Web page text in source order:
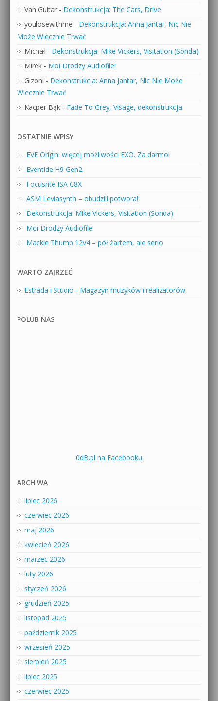
Van Guitar - Dekonstrukcja: The Cars, Drive
youlosewithme - Dekonstrukcja: Anna Jantar, Nic Nie
Może Wiecznie Trwać
Michał - Dekonstrukcja: Mike Vickers, Visitation (Sonda)
Mirek - Moi Drodzy Audiofile!
Gizoni - Dekonstrukcja: Anna Jantar, Nic Nie Może
Wiecznie Trwać
Kacper Bąk - Fade To Grey, Visage, dekonstrukcja
OSTATNIE WPISY
EVE Origin: więcej możliwości EXO. Za darmo!
Eventide H9 Gen2
Focusrite ISA C8X
ASM Leviasynth – obudzili potwora!
Dekonstrukcja: Mike Vickers, Visitation (Sonda)
Moi Drodzy Audiofile!
Mackie Thump 12v4 – pół żartem, ale serio
WARTO ZAJRZEĆ
Estrada i Studio - Magazyn muzyków i realizatorów
POLUB NAS
0dB.pl na Facebooku
ARCHIWA
lipiec 2026
czerwiec 2026
maj 2026
kwiecień 2026
marzec 2026
luty 2026
styczeń 2026
grudzień 2025
listopad 2025
październik 2025
wrzesień 2025
sierpień 2025
lipiec 2025
czerwiec 2025